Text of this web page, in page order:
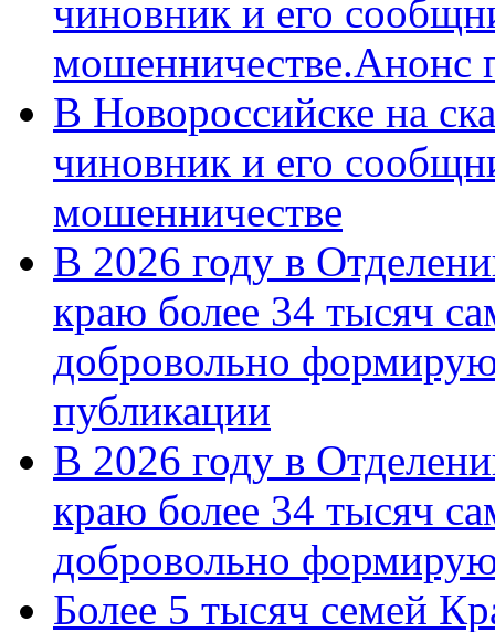
чиновник и его
мошенничестве.Анонс
В Новороссийске на
чиновник и его
мошенничестве
В 2026 году в
краю более 34 тысяч
добровольно
публикации
В 2026 году в
краю более 34 тысяч
добровольно
Более 5 тысяч семей